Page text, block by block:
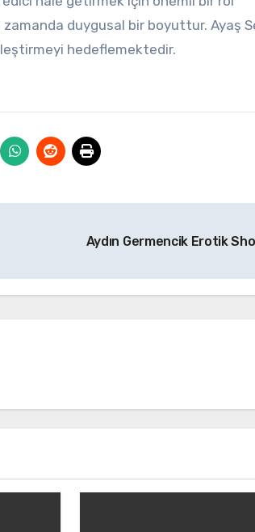
zamanda duygusal bir boyuttur. Ayaş
hedeflemektedir.
Aydın Germencik Erotik